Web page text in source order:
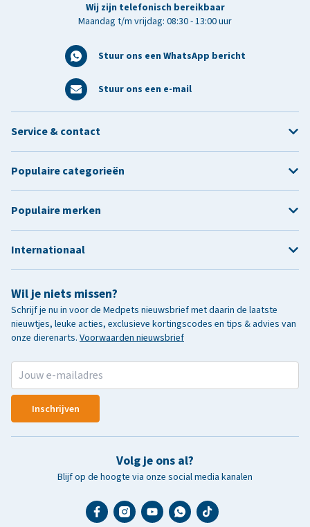
Wij zijn telefonisch bereikbaar
Maandag t/m vrijdag: 08:30 - 13:00 uur
Stuur ons een WhatsApp bericht
Stuur ons een e-mail
Wil je niets missen?
Schrijf je nu in voor de Medpets nieuwsbrief met daarin de laatste
nieuwtjes, leuke acties, exclusieve kortingscodes en tips & advies van
onze dierenarts. Voorwaarden nieuwsbrief
Inschrijven
Volg je ons al?
Blijf op de hoogte via onze social media kanalen
Service & contact
Populaire categorieën
Populaire merken
Internationaal